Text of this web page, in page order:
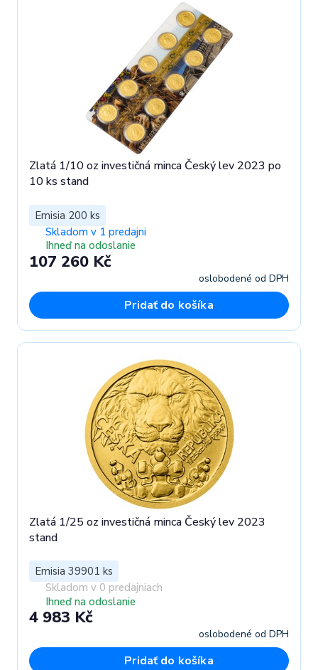
Zlatá 1/10 oz investičná minca Český lev 2023 po
10 ks stand
Emisia 200 ks
Skladom v 1 predajni
Ihneď na odoslanie
107 260 Kč
oslobodené od DPH
Pridať do košíka
Zlatá 1/25 oz investičná minca Český lev 2023
stand
Emisia 39901 ks
Skladom v 0 predajniach
Ihneď na odoslanie
4 983 Kč
oslobodené od DPH
Pridať do košíka